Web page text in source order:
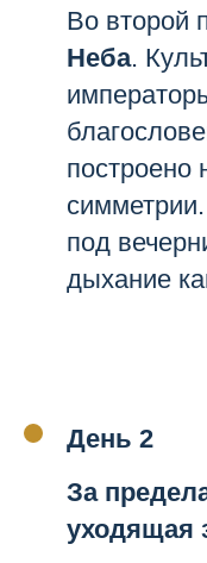
Во второй
Неба.
построено
под
дыхание
День 2
За
уходящая